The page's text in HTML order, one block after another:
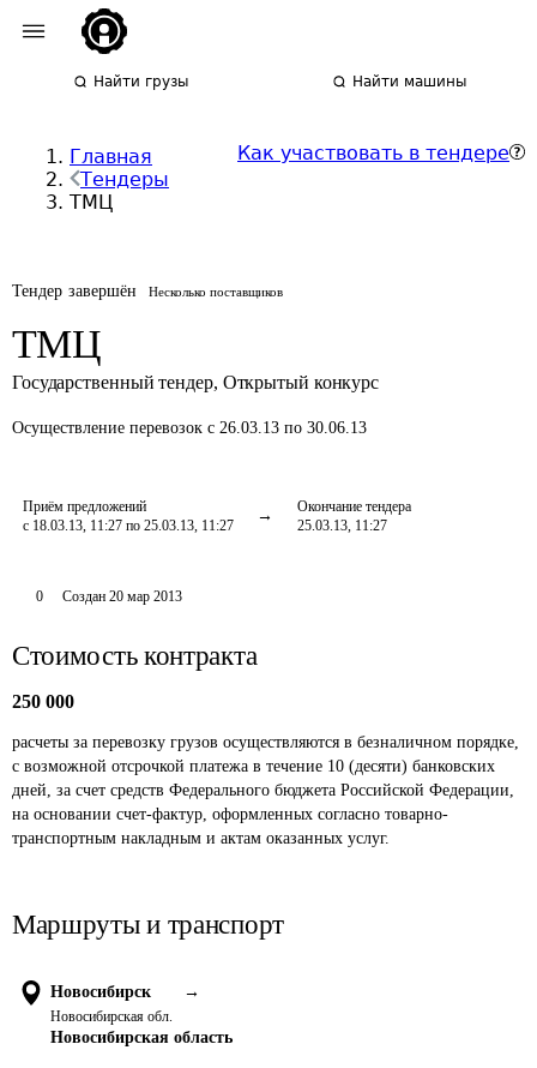
Найти грузы Найти машины
Главная
Тендеры
ТМЦ
Как участвовать в тендере
Тендер завершён Несколько поставщиков
ТМЦ
Государственный тендер, Открытый конкурс
Осуществление перевозок с 26.03.13 по 30.06.13
Приём предложений
с 18.03.13, 11:27 по 25.03.13, 11:27
Окончание тендера
25.03.13, 11:27
0 Создан 20 мар 2013
Стоимость контракта
250 000
расчеты за перевозку грузов осуществляются в безналичном порядке,
с возможной отсрочкой платежа в течение 10 (десяти) банковских
дней, за счет средств Федерального бюджета Российской Федерации,
на основании счет-фактур, оформленных согласно товарно-
транспортным накладным и актам оказанных услуг.
Маршруты и транспорт
Новосибирск →
Новосибирская обл.
Новосибирская область